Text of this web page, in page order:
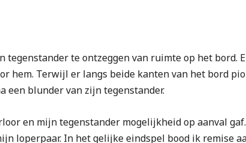
te ontzeggen van ruimte op het bord.
hem. Terwijl er langs beide kanten van het bord
een blunder van zijn tegenstander.
en mijn tegenstander mogelijkheid op aanval
loperpaar. In het gelijke eindspel bood ik remise